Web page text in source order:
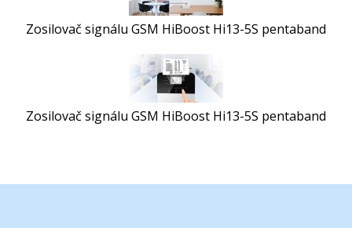
Zosilovač signálu GSM HiBoost Hi13-5S pentaband
Zosilovač signálu GSM HiBoost Hi13-5S pentaband